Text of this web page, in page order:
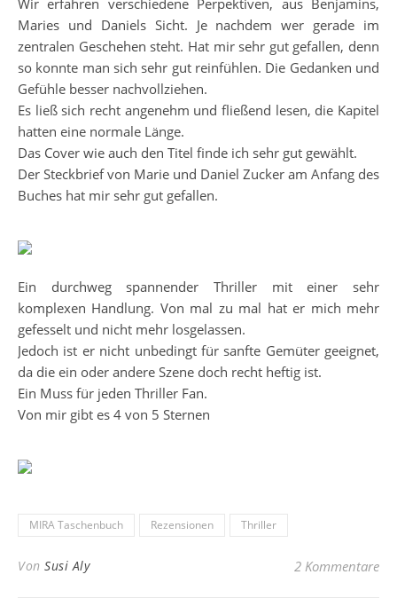
Wir erfahren verschiedene Perpektiven, aus Benjamins,
Maries und Daniels Sicht. Je nachdem wer gerade im
zentralen Geschehen steht. Hat mir sehr gut gefallen, denn
so konnte man sich sehr gut reinfühlen. Die Gedanken und
Gefühle besser nachvollziehen.
Es ließ sich recht angenehm und fließend lesen, die Kapitel
hatten eine normale Länge.
Das Cover wie auch den Titel finde ich sehr gut gewählt.
Der Steckbrief von Marie und Daniel Zucker am Anfang des
Buches hat mir sehr gut gefallen.
Ein durchweg spannender Thriller mit einer sehr
komplexen Handlung. Von mal zu mal hat er mich mehr
gefesselt und nicht mehr losgelassen.
Jedoch ist er nicht unbedingt für sanfte Gemüter geeignet,
da die ein oder andere Szene doch recht heftig ist.
Ein Muss für jeden Thriller Fan.
Von mir gibt es 4 von 5 Sternen
MIRA Taschenbuch Rezensionen Thriller
Von Susi Aly 2 Kommentare